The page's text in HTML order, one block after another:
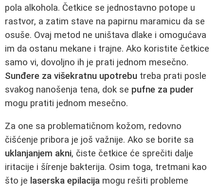
pola alkohola. Četkice se jednostavno potope u
rastvor, a zatim stave na papirnu maramicu da se
osuše. Ovaj metod ne uništava dlake i omogućava
im da ostanu mekane i trajne. Ako koristite četkice
samo vi, dovoljno ih je prati jednom mesečno.
Sunđere za višekratnu upotrebu treba prati posle
svakog nanošenja tena, dok se pufne za puder
mogu pratiti jednom mesečno.
Za one sa problematičnom kožom, redovno
čišćenje pribora je još važnije. Ako se borite sa
uklanjanjem akni, čiste četkice će sprečiti dalje
iritacije i šírenje bakterija. Osim toga, tretmani kao
što je laserska epilacija mogu rešiti probleme